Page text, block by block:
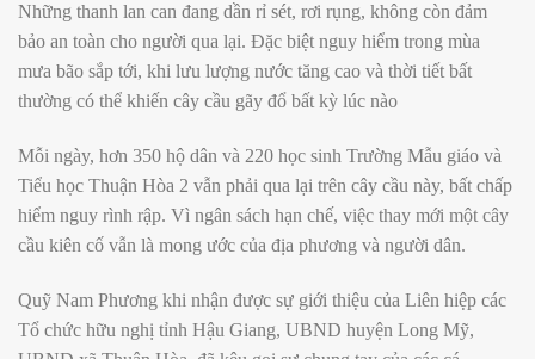
Những thanh lan can đang dần rỉ sét, rơi rụng, không còn đảm
bảo an toàn cho người qua lại. Đặc biệt nguy hiểm trong mùa
mưa bão sắp tới, khi lưu lượng nước tăng cao và thời tiết bất
thường có thể khiến cây cầu gãy đổ bất kỳ lúc nào
Mỗi ngày, hơn 350 hộ dân và 220 học sinh Trường Mẫu giáo và
Tiểu học Thuận Hòa 2 vẫn phải qua lại trên cây cầu này, bất chấp
hiểm nguy rình rập. Vì ngân sách hạn chế, việc thay mới một cây
cầu kiên cố vẫn là mong ước của địa phương và người dân.
Quỹ Nam Phương khi nhận được sự giới thiệu của Liên hiệp các
Tổ chức hữu nghị tỉnh Hậu Giang, UBND huyện Long Mỹ,